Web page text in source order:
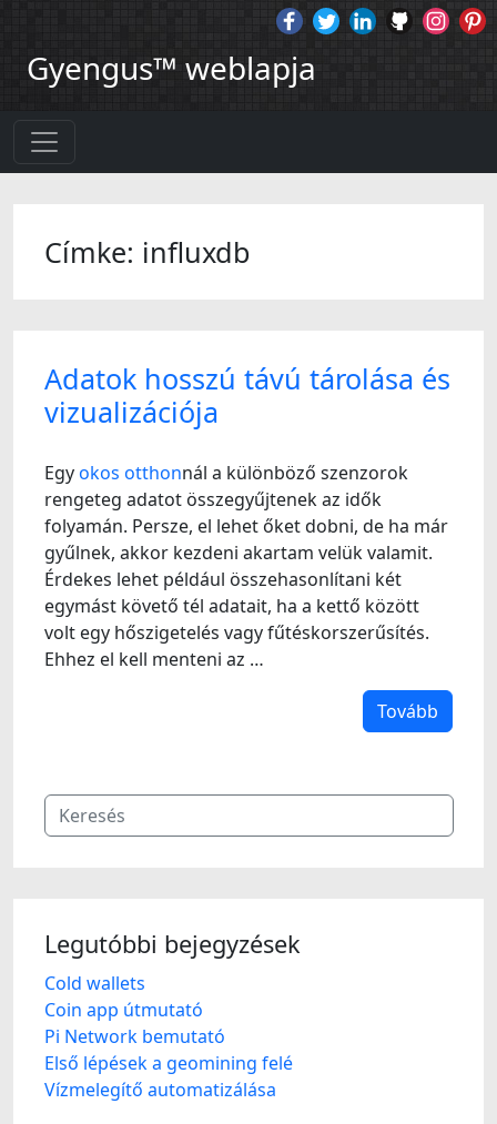
Gyengus™ weblapja
Címke: influxdb
Adatok hosszú távú tárolása és
vizualizációja
Egyokos otthonnál a különböző szenzorok
rengeteg adatot összegyűjtenek az idők
folyamán. Persze, el lehet őket dobni, de ha már
gyűlnek, akkor kezdeni akartam velük valamit.
Érdekes lehet például összehasonlítani két
egymást követő tél adatait, ha a kettő között
volt egy hőszigetelés vagy fűtéskorszerűsítés.
Ehhez el kell menteni az …
Tovább
Legutóbbi bejegyzések
Cold wallets
Coin app útmutató
Pi Network bemutató
Első lépések a geomining felé
Vízmelegítő automatizálása